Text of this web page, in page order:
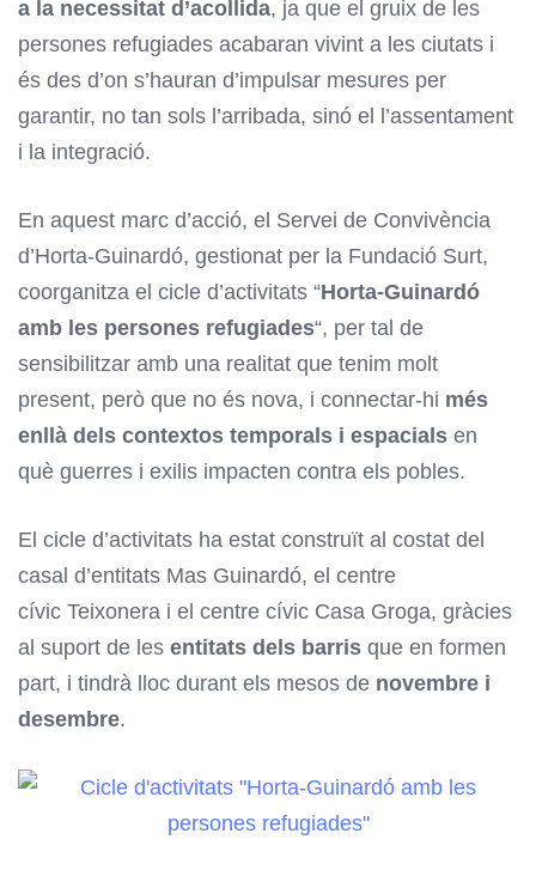
a la necessitat d’acollida, ja que el gruix de les
persones refugiades acabaran vivint a les ciutats i
és des d’on s’hauran d’impulsar mesures per
garantir, no tan sols l’arribada, sinó el l’assentament
i la integració.
En aquest marc d’acció, el Servei de Convivència
d’Horta-Guinardó, gestionat per la Fundació Surt,
coorganitza el cicle d’activitats “Horta-Guinardó
amb les persones refugiades“, per tal de
sensibilitzar amb una realitat que tenim molt
present, però que no és nova, i connectar-hi més
enllà dels contextos temporals i espacials en
què guerres i exilis impacten contra els pobles.
El cicle d’activitats ha estat construït al costat del
casal d’entitats Mas Guinardó, el centre
cívic Teixonera i el centre cívic Casa Groga, gràcies
al suport de les entitats dels barris que en formen
part, i tindrà lloc durant els mesos de novembre i
desembre.